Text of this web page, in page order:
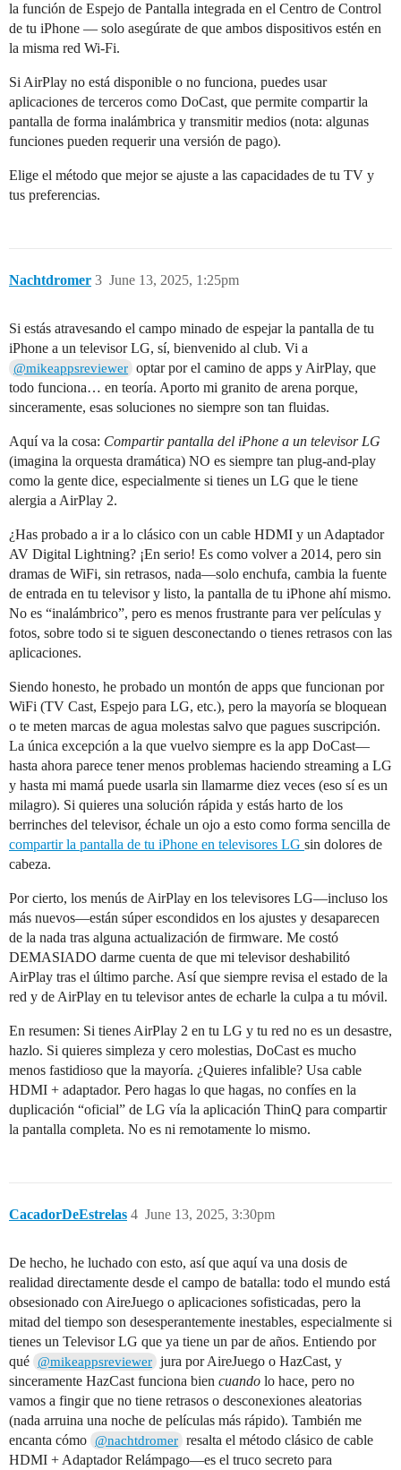
la función de Espejo de Pantalla integrada en el Centro de Control
de tu iPhone — solo asegúrate de que ambos dispositivos estén en
la misma red Wi-Fi.
Si AirPlay no está disponible o no funciona, puedes usar
aplicaciones de terceros como DoCast, que permite compartir la
pantalla de forma inalámbrica y transmitir medios (nota: algunas
funciones pueden requerir una versión de pago).
Elige el método que mejor se ajuste a las capacidades de tu TV y
tus preferencias.
Nachtdromer June 13, 2025, 1:25pm
3
Si estás atravesando el campo minado de espejar la pantalla de tu
iPhone a un televisor LG, sí, bienvenido al club. Vi a
@mikeappsreviewer optar por el camino de apps y AirPlay, que
todo funciona… en teoría. Aporto mi granito de arena porque,
sinceramente, esas soluciones no siempre son tan fluidas.
Aquí va la cosa: Compartir pantalla del iPhone a un televisor LG
(imagina la orquesta dramática) NO es siempre tan plug-and-play
como la gente dice, especialmente si tienes un LG que le tiene
alergia a AirPlay 2.
¿Has probado a ir a lo clásico con un cable HDMI y un Adaptador
AV Digital Lightning? ¡En serio! Es como volver a 2014, pero sin
dramas de WiFi, sin retrasos, nada—solo enchufa, cambia la fuente
de entrada en tu televisor y listo, la pantalla de tu iPhone ahí mismo.
No es “inalámbrico”, pero es menos frustrante para ver películas y
fotos, sobre todo si te siguen desconectando o tienes retrasos con las
aplicaciones.
Siendo honesto, he probado un montón de apps que funcionan por
WiFi (TV Cast, Espejo para LG, etc.), pero la mayoría se bloquean
o te meten marcas de agua molestas salvo que pagues suscripción.
La única excepción a la que vuelvo siempre es la app DoCast—
hasta ahora parece tener menos problemas haciendo streaming a LG
y hasta mi mamá puede usarla sin llamarme diez veces (eso sí es un
milagro). Si quieres una solución rápida y estás harto de los
berrinches del televisor, échale un ojo a esto como forma sencilla de
compartir la pantalla de tu iPhone en televisores LG sin dolores de
cabeza.
Por cierto, los menús de AirPlay en los televisores LG—incluso los
más nuevos—están súper escondidos en los ajustes y desaparecen
de la nada tras alguna actualización de firmware. Me costó
DEMASIADO darme cuenta de que mi televisor deshabilitó
AirPlay tras el último parche. Así que siempre revisa el estado de la
red y de AirPlay en tu televisor antes de echarle la culpa a tu móvil.
En resumen: Si tienes AirPlay 2 en tu LG y tu red no es un desastre,
hazlo. Si quieres simpleza y cero molestias, DoCast es mucho
menos fastidioso que la mayoría. ¿Quieres infalible? Usa cable
HDMI + adaptador. Pero hagas lo que hagas, no confíes en la
duplicación “oficial” de LG vía la aplicación ThinQ para compartir
la pantalla completa. No es ni remotamente lo mismo.
CacadorDeEstrelas June 13, 2025, 3:30pm
4
De hecho, he luchado con esto, así que aquí va una dosis de
realidad directamente desde el campo de batalla: todo el mundo está
obsesionado con AireJuego o aplicaciones sofisticadas, pero la
mitad del tiempo son desesperantemente inestables, especialmente si
tienes un Televisor LG que ya tiene un par de años. Entiendo por
qué @mikeappsreviewer jura por AireJuego o HazCast, y
sinceramente HazCast funciona bien cuando lo hace, pero no
vamos a fingir que no tiene retrasos o desconexiones aleatorias
(nada arruina una noche de películas más rápido). También me
encanta cómo @nachtdromer resalta el método clásico de cable
HDMI + Adaptador Relámpago—es el truco secreto para